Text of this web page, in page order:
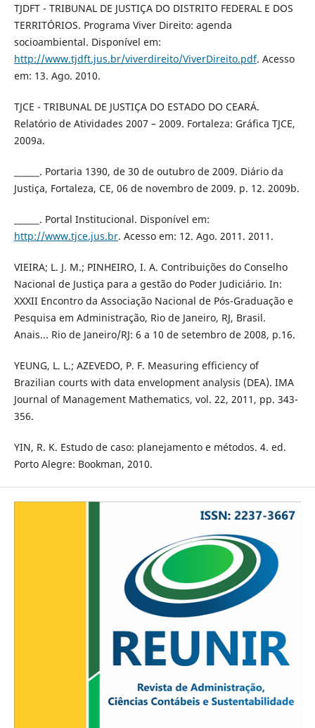
TJDFT - TRIBUNAL DE JUSTIÇA DO DISTRITO FEDERAL E DOS
TERRITÓRIOS. Programa Viver Direito: agenda
socioambiental. Disponível em:
http://www.tjdft.jus.br/viverdireito/ViverDireito.pdf. Acesso
em: 13. Ago. 2010.
TJCE - TRIBUNAL DE JUSTIÇA DO ESTADO DO CEARÁ.
Relatório de Atividades 2007 – 2009. Fortaleza: Gráfica TJCE,
2009a.
______. Portaria 1390, de 30 de outubro de 2009. Diário da
Justiça, Fortaleza, CE, 06 de novembro de 2009. p. 12. 2009b.
______. Portal Institucional. Disponível em:
http://www.tjce.jus.br. Acesso em: 12. Ago. 2011. 2011.
VIEIRA; L. J. M.; PINHEIRO, I. A. Contribuições do Conselho
Nacional de Justiça para a gestão do Poder Judiciário. In:
XXXII Encontro da Associação Nacional de Pós-Graduação e
Pesquisa em Administração, Rio de Janeiro, RJ, Brasil.
Anais... Rio de Janeiro/RJ: 6 a 10 de setembro de 2008, p.16.
YEUNG, L. L.; AZEVEDO, P. F. Measuring efficiency of
Brazilian courts with data envelopment analysis (DEA). IMA
Journal of Management Mathematics, vol. 22, 2011, pp. 343-
356.
YIN, R. K. Estudo de caso: planejamento e métodos. 4. ed.
Porto Alegre: Bookman, 2010.